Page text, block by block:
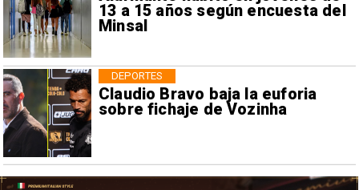
13 a 15 años según encuesta del
Minsal
Claudio Bravo baja la euforia
sobre fichaje de Vozinha
DEPORTES